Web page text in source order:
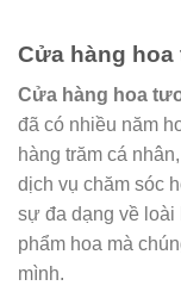
Cửa hàng
Cửa hàng hoa
đã có nhiều năm
hàng trăm cá
dịch vụ chăm sóc
sự đa dạng về loài
phẩm hoa mà
mình.